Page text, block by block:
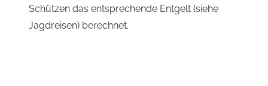
Schützen das entsprechende Entgelt (siehe
Jagdreisen) berechnet.